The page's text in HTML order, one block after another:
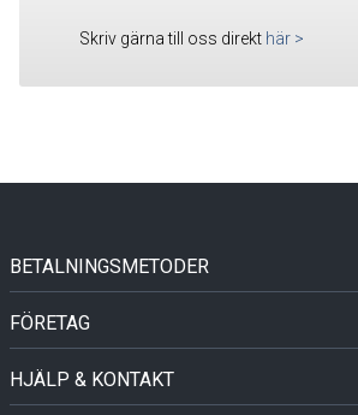
Skriv gärna till oss direkt här >
BETALNINGSMETODER
FÖRETAG
HJÄLP & KONTAKT